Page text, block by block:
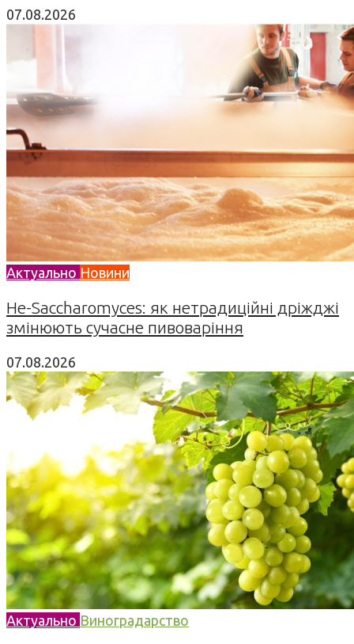
07.08.2026
Актуально Новини
Не-Saccharomyces: як нетрадиційні дріжджі
змінюють сучасне пивоваріння
07.08.2026
Актуально Виноградарство